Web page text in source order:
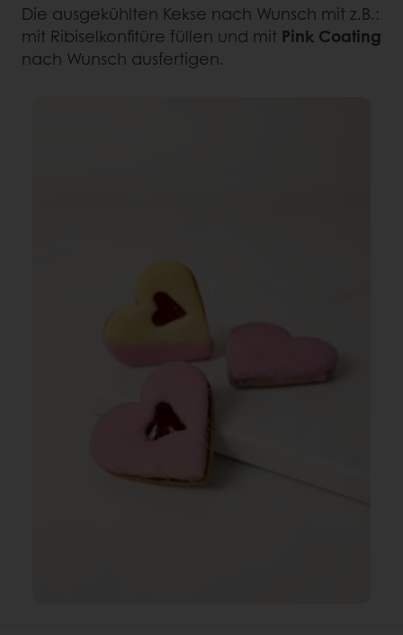
Die ausgekühlten Kekse nach Wunsch mit z.B.:
mit Ribiselkonfitüre füllen und mit Pink Coating
nach Wunsch ausfertigen.